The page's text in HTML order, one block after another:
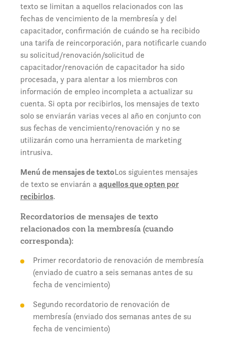
texto se limitan a aquellos relacionados con las
fechas de vencimiento de la membresía y del
capacitador, confirmación de cuándo se ha recibido
una tarifa de reincorporación, para notificarle cuando
su solicitud/renovación/solicitud de
capacitador/renovación de capacitador ha sido
procesada, y para alentar a los miembros con
información de empleo incompleta a actualizar su
cuenta. Si opta por recibirlos, los mensajes de texto
solo se enviarán varias veces al año en conjunto con
sus fechas de vencimiento/renovación y no se
utilizarán como una herramienta de marketing
intrusiva.
Menú de mensajes de textoLos siguientes mensajes
de texto se enviarán aaquellos que opten por
recibirlos.
Recordatorios de mensajes de texto
relacionados con la membresía (cuando
corresponda):
Primer recordatorio de renovación de membresía
(enviado de cuatro a seis semanas antes de su
fecha de vencimiento)
Segundo recordatorio de renovación de
membresía (enviado dos semanas antes de su
fecha de vencimiento)